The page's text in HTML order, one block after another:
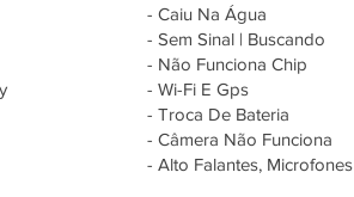
- Caiu Na Água
- Sem Sinal | Buscando
- Não Funciona Chip
- Wi-Fi E Gps
- Troca De Bateria
- Câmera Não Funciona
- Alto Falantes,